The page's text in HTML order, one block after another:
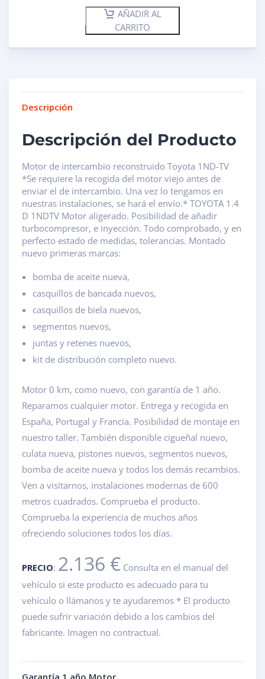
AÑADIR AL
CARRITO
Descripción
Descripción del Producto
Motor de intercambio reconstruido Toyota 1ND-TV
*Se requiere la recogida del motor viejo antes de
enviar el de intercambio. Una vez lo tengamos en
nuestras instalaciones, se hará el envío.* TOYOTA 1.4
D 1NDTV Motor aligerado. Posibilidad de añadir
turbocompresor, e inyección. Todo comprobado, y en
perfecto estado de medidas, tolerancias. Montado
nuevo primeras marcas:
bomba de aceite nueva,
casquillos de bancada nuevos,
casquillos de biela nuevos,
segmentos nuevos,
juntas y retenes nuevos,
kit de distribución completo nuevo.
Motor 0 km, como nuevo, con garantía de 1 año.
Reparamos cualquier motor. Entrega y recogida en
España, Portugal y Francia. Posibilidad de montaje en
nuestro taller. También disponible cigueñal nuevo,
culata nueva, pistones nuevos, segmentos nuevos,
bomba de aceite nueva y todos los demás recambios.
Ven a visitarnos, instalaciones modernas de 600
metros cuadrados. Comprueba el producto.
Comprueba la experiencia de muchos años
ofreciendo soluciones todos los días.
PRECIO: 2.136 € Consulta en el manual del
vehículo si este producto es adecuado para tu
vehículo o llámanos y te ayudaremos * El producto
puede sufrir variación debido a los cambios del
fabricante. Imagen no contractual.
Garantía 1 año Motor